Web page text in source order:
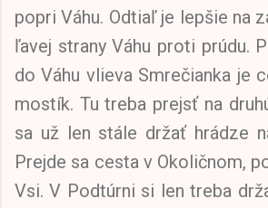
popri Váhu. Odtiaľ je lepšie na
ľavej strany Váhu proti prúdu.
do Váhu vlieva Smrečianka je
mostík. Tu treba prejsť na
sa už len stále držať hrádze
Prejde sa cesta v Okoličnom,
Vsi. V Podtúrni si len treba